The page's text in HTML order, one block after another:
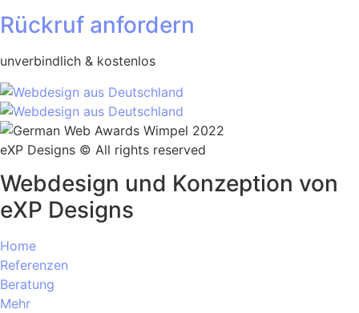
Rückruf anfordern
unverbindlich & kostenlos
eXP Designs © All rights reserved
Webdesign und Konzeption von
eXP Designs
Home
Referenzen
Beratung
Mehr